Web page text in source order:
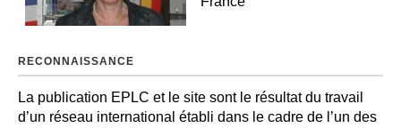
RECONNAISSANCE
La publication EPLC et le site sont le résultat du travail
d’un réseau international établi dans le cadre de l’un des